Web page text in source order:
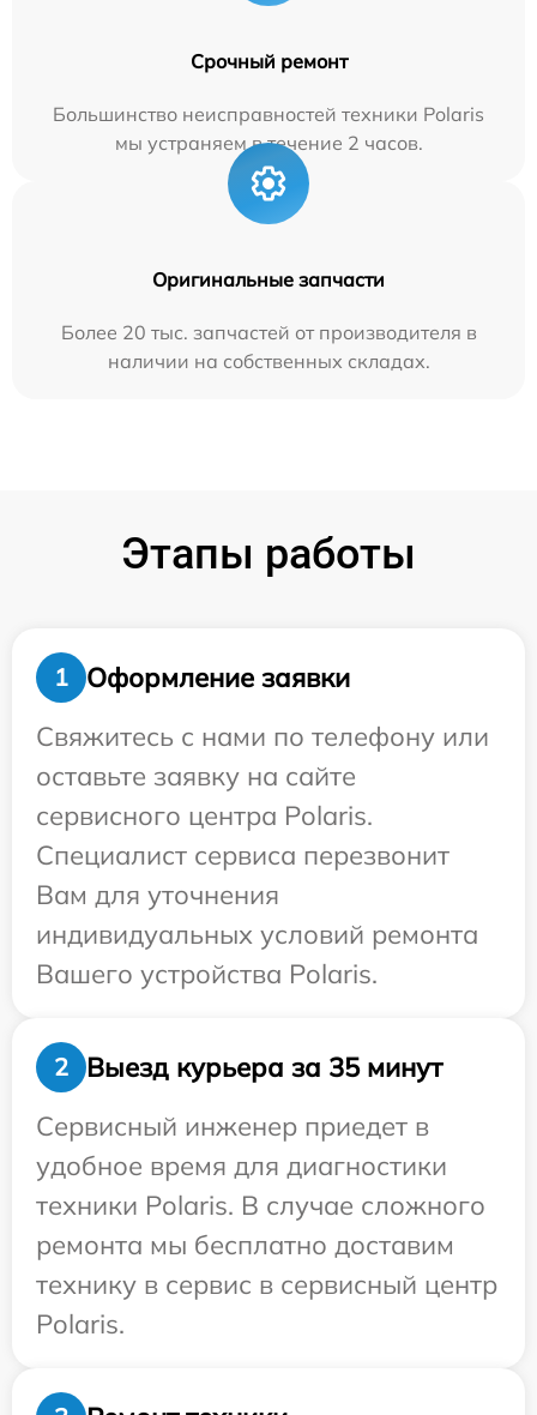
Срочный ремонт
Большинство неисправностей техники Polaris
мы устраняем в течение 2 часов.
Оригинальные запчасти
Более 20 тыс. запчастей от производителя в
наличии на собственных складах.
Этапы работы
1
Оформление заявки
Свяжитесь с нами по телефону или
оставьте заявку на сайте
сервисного центра Polaris.
Специалист сервиса перезвонит
Вам для уточнения
индивидуальных условий ремонта
Вашего устройства Polaris.
2
Выезд курьера за 35 минут
Сервисный инженер приедет в
удобное время для диагностики
техники Polaris. В случае сложного
ремонта мы бесплатно доставим
технику в сервис в сервисный центр
Polaris.